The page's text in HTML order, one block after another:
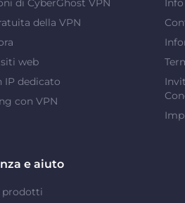
della VPN
web
IP dedicato
con VPN
e aiuto
prodotti